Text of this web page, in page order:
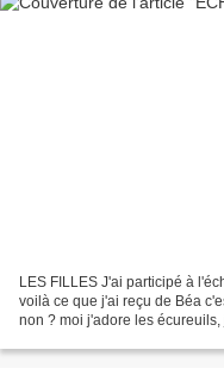
LES FILLES J'ai participé à
voilà ce que j'ai reçu de Béa
non ? moi j'adore les